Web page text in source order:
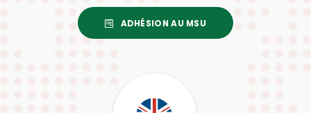
ADHÉSION AU MSU